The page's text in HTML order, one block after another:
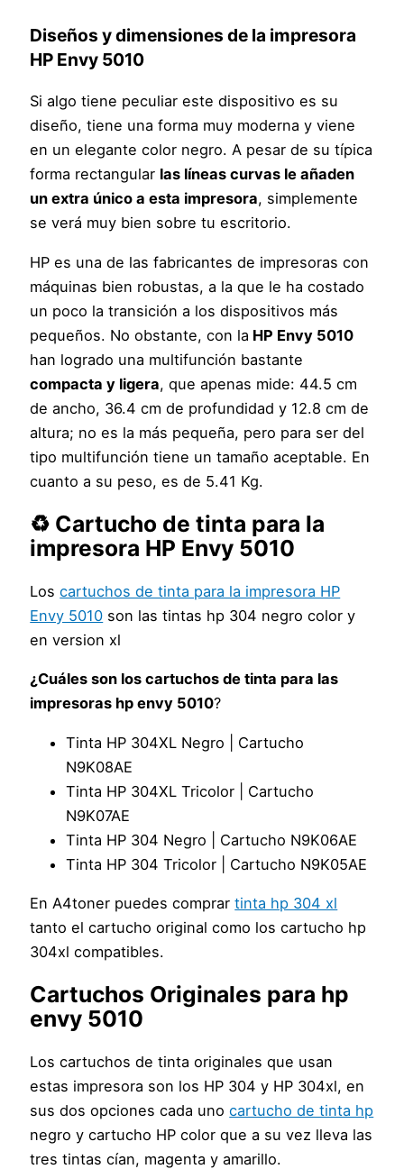
Diseños y dimensiones de la impresora
HP Envy 5010
Si algo tiene peculiar este dispositivo es su
diseño, tiene una forma muy moderna y viene
en un elegante color negro. A pesar de su típica
forma rectangular las líneas curvas le añaden
un extra único a esta impresora, simplemente
se verá muy bien sobre tu escritorio.
HP es una de las fabricantes de impresoras con
máquinas bien robustas, a la que le ha costado
un poco la transición a los dispositivos más
pequeños. No obstante, con la HP Envy 5010
han logrado una multifunción bastante
compacta y ligera, que apenas mide: 44.5 cm
de ancho, 36.4 cm de profundidad y 12.8 cm de
altura; no es la más pequeña, pero para ser del
tipo multifunción tiene un tamaño aceptable. En
cuanto a su peso, es de 5.41 Kg.
♻️ Cartucho de tinta para la
impresora HP Envy 5010
Loscartuchos de tinta para la impresora HP
Envy 5010 son las tintas hp 304 negro color y
en version xl
¿Cuáles son los cartuchos de tinta para las
impresoras hp envy 5010?
Tinta HP 304XL Negro | Cartucho
N9K08AE
Tinta HP 304XL Tricolor | Cartucho
N9K07AE
Tinta HP 304 Negro | Cartucho N9K06AE
Tinta HP 304 Tricolor | Cartucho N9K05AE
En A4toner puedes comprartinta hp 304 xl
tanto el cartucho original como los cartucho hp
304xl compatibles.
Cartuchos Originales para hp
envy 5010
Los cartuchos de tinta originales que usan
estas impresora son los HP 304 y HP 304xl, en
sus dos opciones cada unocartucho de tinta hp
negro y cartucho HP color que a su vez lleva las
tres tintas cían, magenta y amarillo.